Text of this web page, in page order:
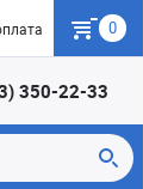
Гарантия
0
350-22-33